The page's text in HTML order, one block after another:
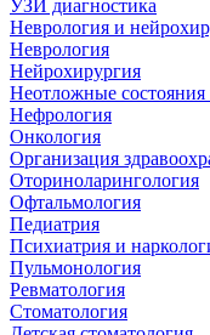
УЗИ диагностика
Неврология и
Неврология
Нейрохирургия
Неотложные состояния
Нефрология
Онкология
Организация
Оториноларингология
Офтальмология
Педиатрия
Психиатрия и
Пульмонология
Ревматология
Стоматология